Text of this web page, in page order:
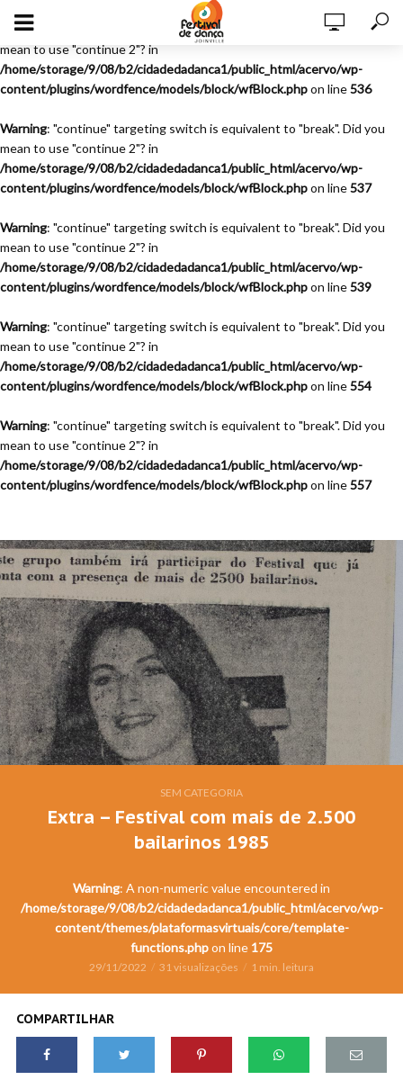
Warning
: "continue" targeting switch is equivalent to "break". Did you
mean to use "continue 2"? in
/home/storage/9/08/b2/cidadedadanca1/public_html/acervo/wp-
content/plugins/wordfence/models/block/wfBlock.phpon line536
Warning: "continue" targeting switch is equivalent to "break". Did you
mean to use "continue 2"? in
/home/storage/9/08/b2/cidadedadanca1/public_html/acervo/wp-
content/plugins/wordfence/models/block/wfBlock.phpon line537
Warning: "continue" targeting switch is equivalent to "break". Did you
mean to use "continue 2"? in
/home/storage/9/08/b2/cidadedadanca1/public_html/acervo/wp-
content/plugins/wordfence/models/block/wfBlock.phpon line539
Warning: "continue" targeting switch is equivalent to "break". Did you
mean to use "continue 2"? in
/home/storage/9/08/b2/cidadedadanca1/public_html/acervo/wp-
content/plugins/wordfence/models/block/wfBlock.phpon line554
Warning: "continue" targeting switch is equivalent to "break". Did you
mean to use "continue 2"? in
/home/storage/9/08/b2/cidadedadanca1/public_html/acervo/wp-
content/plugins/wordfence/models/block/wfBlock.phpon line557
SEM CATEGORIA
Extra – Festival com mais de 2.500
bailarinos 1985
Warning: A non-numeric value encountered in
/home/storage/9/08/b2/cidadedadanca1/public_html/acervo/wp-
content/themes/plataformasvirtuais/core/template-
functions.phpon line 175
29/11/2022 31 visualizações 1 min. leitura
COMPARTILHAR